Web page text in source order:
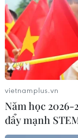
đôn đốc, nhắc nhở
đủ đối với các trái
vietnamplus.vn
Năm học 2026-
đẩy mạnh